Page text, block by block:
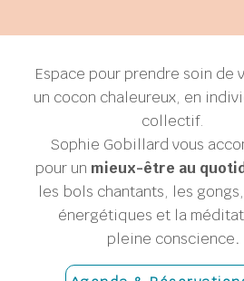
Espace pour prendre soin de
un cocon chaleureux, en
collectif.
Sophie Gobillard vous
pour un mieux-être au
les bols chantants, les
énergétiques et la
pleine conscience.